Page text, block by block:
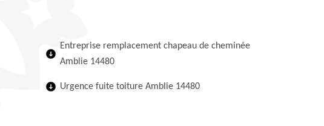
Entreprise remplacement chapeau de cheminée
Amblie 14480
Urgence fuite toiture Amblie 14480